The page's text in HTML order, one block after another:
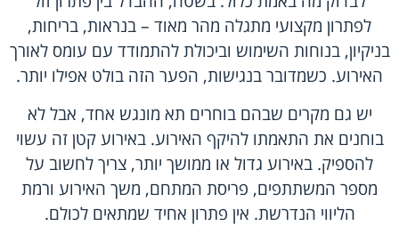
לפתרון מקצועי מתגלה מהר מאוד – בנראות, בריחות,
בניקיון, בנוחות השימוש וביכולת להתמודד עם עומס לאורך
האירוע. כשמדובר בנגישות, הפער הזה בולט אפילו יותר.
יש גם מקרים שבהם בוחרים תא מונגש אחד, אבל לא
בוחנים את התאמתו להיקף האירוע. באירוע קטן זה עשוי
להספיק. באירוע גדול או ממושך יותר, צריך לחשוב על
מספר המשתתפים, פריסת המתחם, משך האירוע ורמת
הליווי הנדרשת. אין פתרון אחיד שמתאים לכולם.